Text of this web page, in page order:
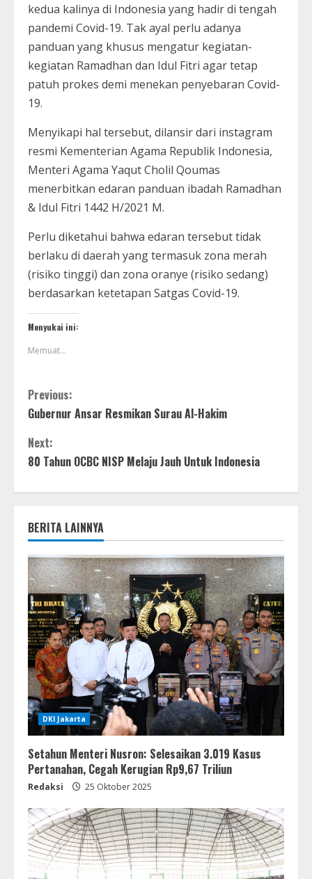
kedua kalinya di Indonesia yang hadir di tengah
pandemi Covid-19. Tak ayal perlu adanya
panduan yang khusus mengatur kegiatan-
kegiatan Ramadhan dan Idul Fitri agar tetap
patuh prokes demi menekan penyebaran Covid-
19.
Menyikapi hal tersebut, dilansir dari instagram
resmi Kementerian Agama Republik Indonesia,
Menteri Agama Yaqut Cholil Qoumas
menerbitkan edaran panduan ibadah Ramadhan
& Idul Fitri 1442 H/2021 M.
Perlu diketahui bahwa edaran tersebut tidak
berlaku di daerah yang termasuk zona merah
(risiko tinggi) dan zona oranye (risiko sedang)
berdasarkan ketetapan Satgas Covid-19.
Menyukai ini:
Memuat...
Previous:
Gubernur Ansar Resmikan Surau Al-Hakim
Next:
80 Tahun OCBC NISP Melaju Jauh Untuk Indonesia
BERITA LAINNYA
DKI Jakarta
Setahun Menteri Nusron: Selesaikan 3.019 Kasus
Pertanahan, Cegah Kerugian Rp9,67 Triliun
Redaksi 25 Oktober 2025